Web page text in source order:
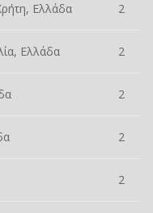
Ελλάδα 2
Ελλάδα 2
2
2
2